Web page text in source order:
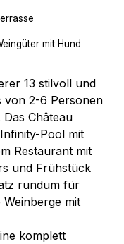
mit Hund
13 stilvoll und
von 2-6 Personen
Château
Pool mit
Restaurant mit
und Frühstück
rundum für
mit
komplett